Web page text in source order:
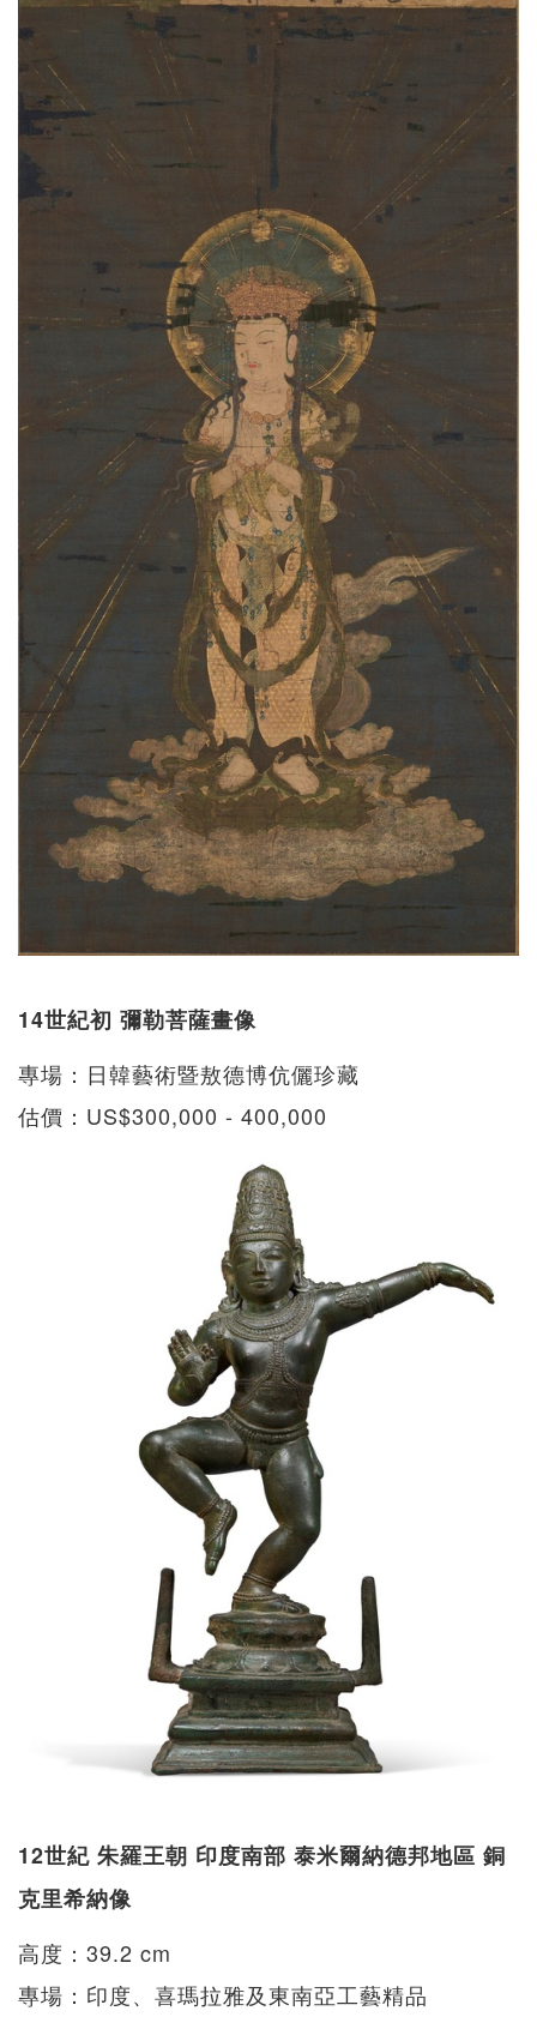
14世紀初 彌勒菩薩畫像
專場：日韓藝術暨敖德博伉儷珍藏
估價：US$300,000 - 400,000
12世紀 朱羅王朝 印度南部 泰米爾納德邦地區 銅
克里希納像
高度：39.2 cm
專場：印度、喜瑪拉雅及東南亞工藝精品